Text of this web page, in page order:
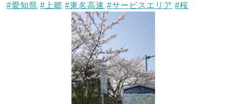
#愛知県 #上郷 #東名高速 #サービスエリア #桜